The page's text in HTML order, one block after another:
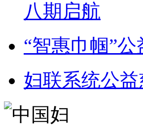
八期启航
“智惠巾帼”
妇联系统公